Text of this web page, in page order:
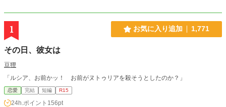
1 お気に入り追加 1,771
その日、彼女は
豆狸
「ルシア、お前かッ！ お前がヌトゥリアを殺そうとしたのか？」
恋愛 完結 短編 R15
24h.ポイント 156pt